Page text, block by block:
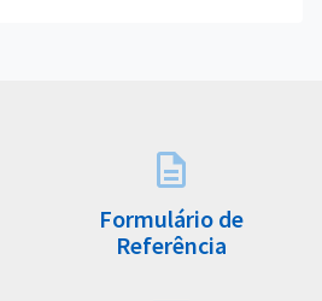
Formulário de
Referência